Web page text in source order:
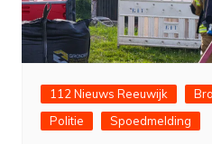
112 Nieuws Reeuwijk
Politie
Spoedmelding